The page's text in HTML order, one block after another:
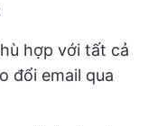
hợp với tất cả
đổi email qua